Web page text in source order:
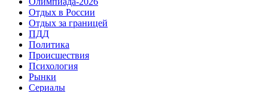
Отдых в России
Отдых за границей
ПДД
Политика
Происшествия
Психология
Рынки
Сериалы